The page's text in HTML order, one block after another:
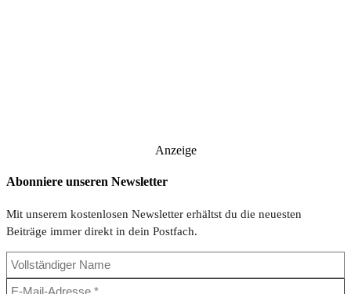
Anzeige
Abonniere unseren Newsletter
Mit unserem kostenlosen Newsletter erhältst du die neuesten
Beiträge immer direkt in dein Postfach.